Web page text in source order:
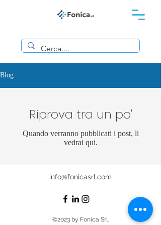
Blog
Riprova tra un po'
Quando verranno pubblicati i post, li
vedrai qui.
info@fonicasrl.com
©2023 by Fonica Srl.